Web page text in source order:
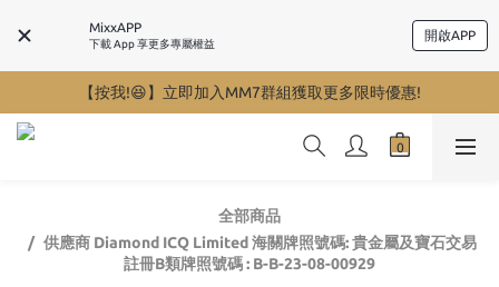
MixxAPP
下載 App 享更多專屬權益
開啟APP
【按我!😆】立即加入MM7群組獲取更多限時優惠!
全部商品
供應商 Diamond ICQ Limited 海關牌照號碼: 貴金屬及寶石交易
註冊B類牌照號碼 : B-B-23-08-00929